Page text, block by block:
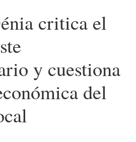
critica el
y cuestiona
del